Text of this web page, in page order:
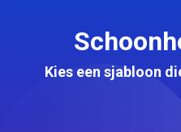
Kies een sjabloon